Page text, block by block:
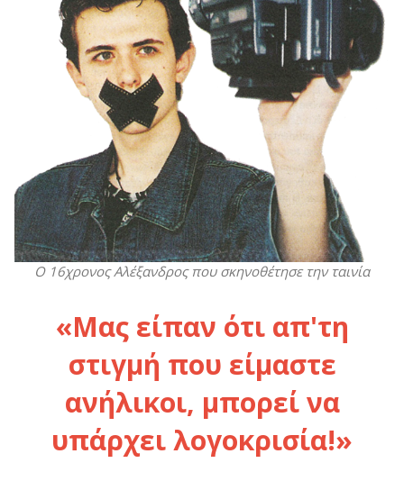
Ο 16χρονος Αλέξανδρος που σκηνοθέτησε την ταινία
«Μας είπαν ότι απ'τη
στιγμή που είμαστε
ανήλικοι, μπορεί να
υπάρχει λογοκρισία!»